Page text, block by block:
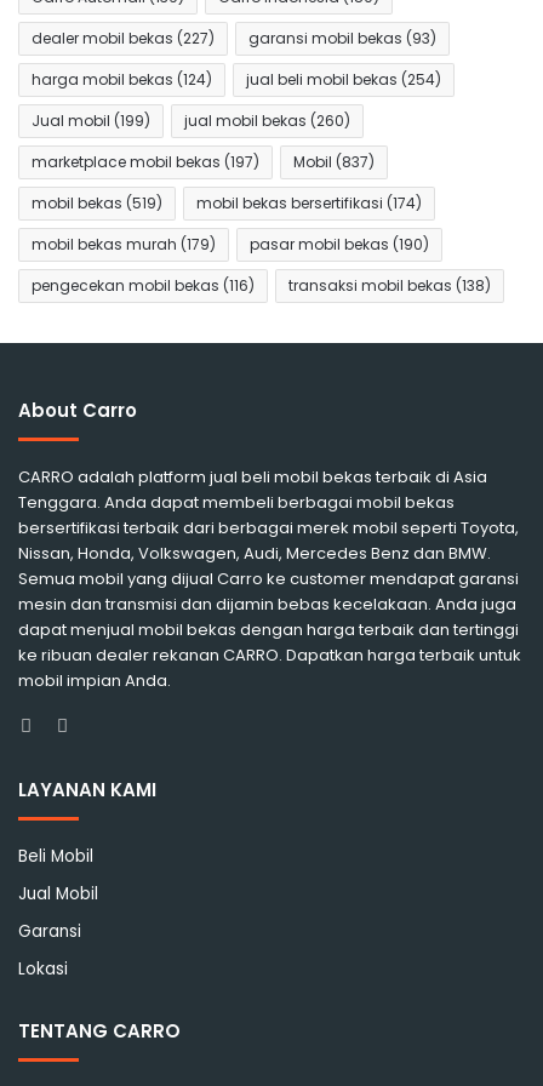
dealer mobil bekas (227) garansi mobil bekas (93)
harga mobil bekas (124) jual beli mobil bekas (254)
Jual mobil (199) jual mobil bekas (260)
marketplace mobil bekas (197) Mobil (837)
mobil bekas (519) mobil bekas bersertifikasi (174)
mobil bekas murah (179) pasar mobil bekas (190)
pengecekan mobil bekas (116) transaksi mobil bekas (138)
About Carro
CARRO adalah platform jual beli mobil bekas terbaik di Asia
Tenggara. Anda dapat membeli berbagai mobil bekas
bersertifikasi terbaik dari berbagai merek mobil seperti Toyota,
Nissan, Honda, Volkswagen, Audi, Mercedes Benz dan BMW.
Semua mobil yang dijual Carro ke customer mendapat garansi
mesin dan transmisi dan dijamin bebas kecelakaan. Anda juga
dapat menjual mobil bekas dengan harga terbaik dan tertinggi
ke ribuan dealer rekanan CARRO. Dapatkan harga terbaik untuk
mobil impian Anda.
Facebook
Instagram
LAYANAN KAMI
Beli Mobil
Jual Mobil
Garansi
Lokasi
TENTANG CARRO